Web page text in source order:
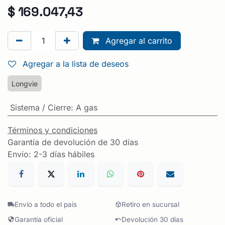
$169.047,43
Agregar al carrito
Agregar a la lista de deseos
Longvie
Sistema / Cierre: A gas
Términos y condiciones
Garantía de devolución de 30 días
Envío: 2-3 días hábiles
Envío a todo el país
Retiro en sucursal
Garantía oficial
Devolución 30 días